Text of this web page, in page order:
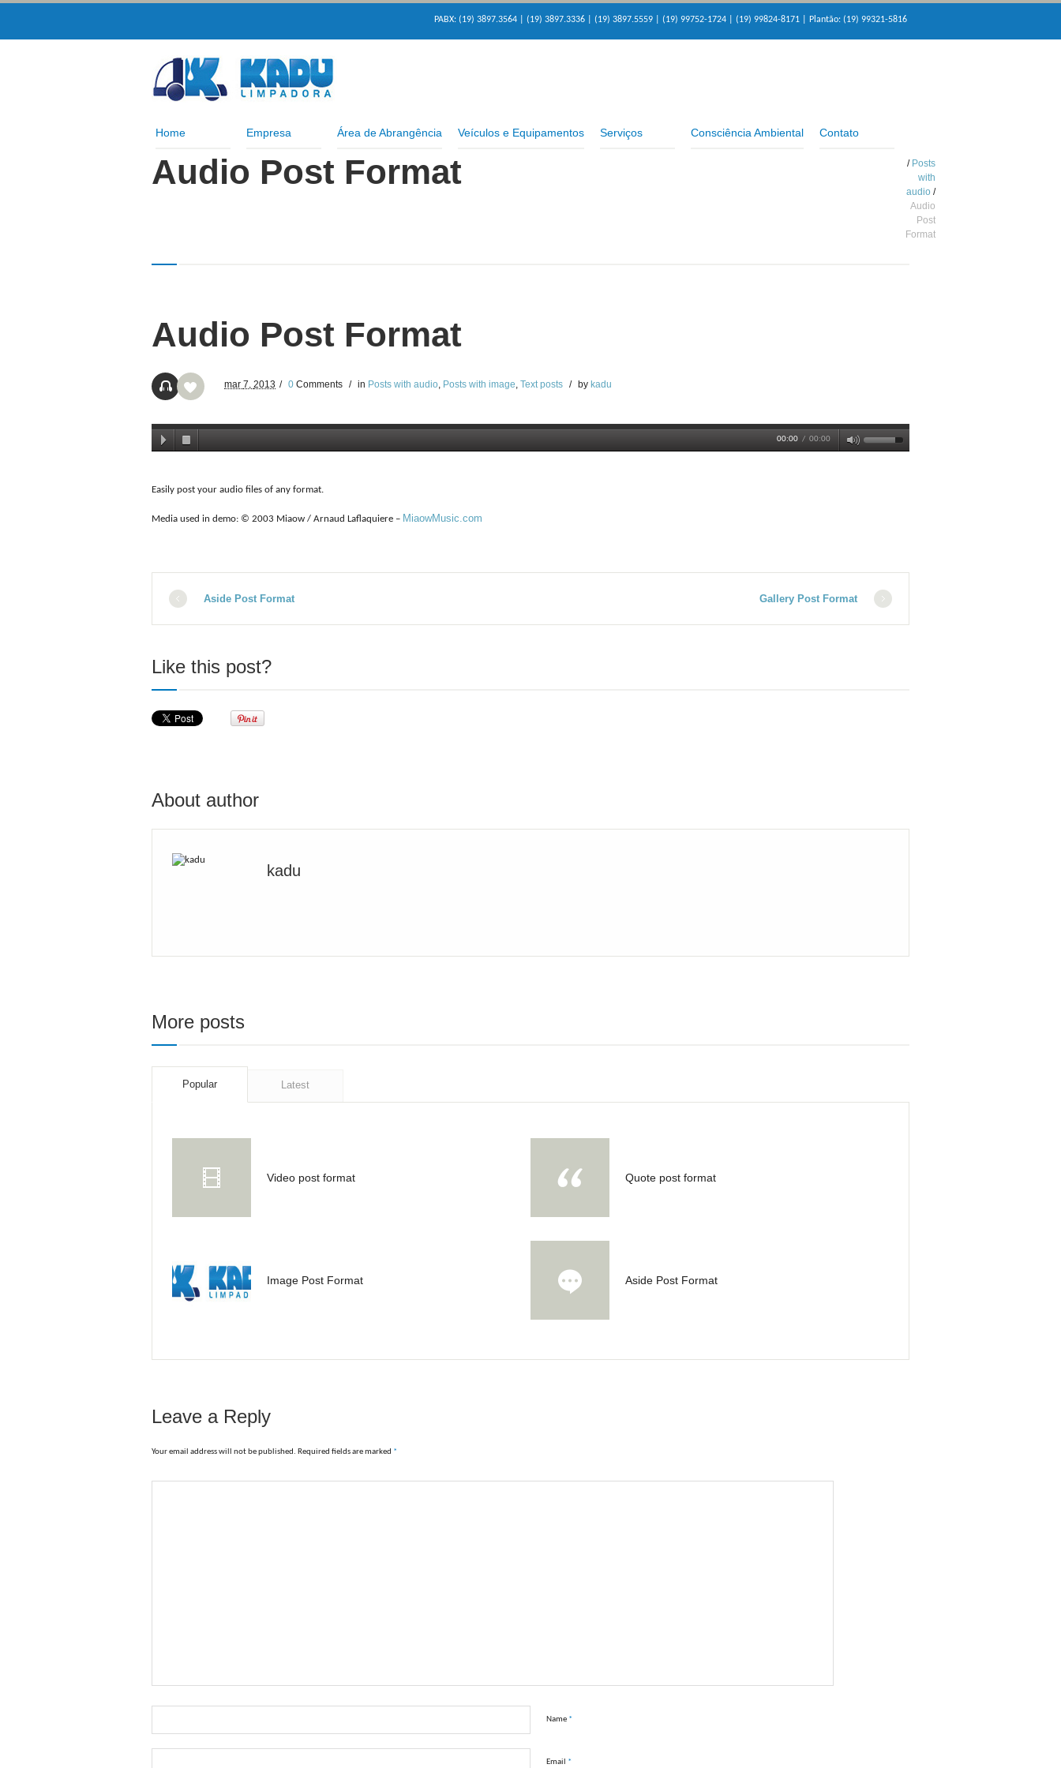
PABX: (19) 3897.3564 | (19) 3897.3336 | (19) 3897.5559 | (19) 99752-1724 | (19) 99824-8171 | Plantão: (19) 99321-5816
Home Empresa Área de Abrangência Veículos e Equipamentos Serviços Consciência Ambiental Contato
Audio Post Format
/ Posts
with
audio /
Audio
Post
Format
Audio Post Format
mar 7, 2013 / 0 Comments / in Posts with audio, Posts with image, Text posts / by kadu
00:00
/
00:00
Easily post your audio files of any format.
Media used in demo: © 2003 Miaow / Arnaud Laflaquiere – MiaowMusic.com
Gallery Post Format
Aside Post Format
Like this post?
About author
kadu
More posts
Popular Latest
Video post format Quote post format
Image Post Format Aside Post Format
Leave a Reply
Your email address will not be published. Required fields are marked *
Name *
Email *